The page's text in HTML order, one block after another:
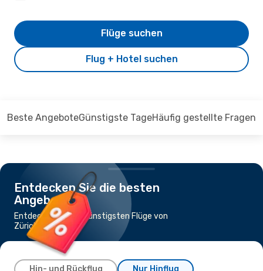
Flug + Hotel suchen
Flüge suchen
Beste AngeboteGünstigste TageHäufig gestellte Fragen
Entdecken Sie die besten
Angebote
Entdecken Sie die günstigsten Flüge von
Zürich nach Bari
Hin- und Rückflug Nur Hinflug